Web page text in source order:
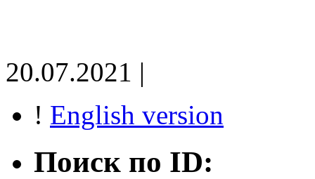
20.07.2021 |
! English version
Поиск по ID: